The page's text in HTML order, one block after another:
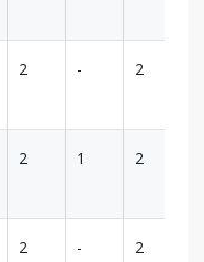
2 - 2
2 1 2
2 - 2